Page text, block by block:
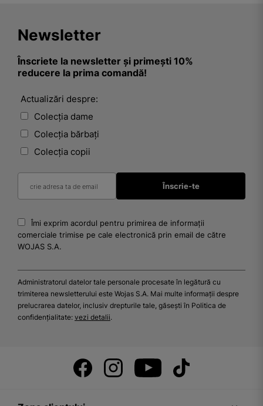
Newsletter
Înscriete la newsletter și primești 10%
reducere la prima comandă!
Actualizări despre:
Colecția dame
Colecția bărbați
Colecția copii
Îmi exprim acordul pentru primirea de informații
comerciale trimise pe cale electronică prin email de către
WOJAS S.A.
Administratorul datelor tale personale procesate în legătură cu
trimiterea newsletterului este Wojas S.A. Mai multe informații despre
prelucrarea datelor, inclusiv drepturile tale, găsești în Politica de
confidențialitate: vezi detalii.